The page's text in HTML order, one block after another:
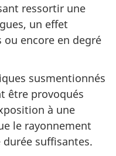
ressortir une
un effet
encore en degré
susmentionnés
être provoqués
à une
le rayonnement
suffisantes.